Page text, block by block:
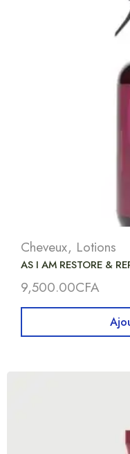
Cheveux, Lotions
AS I AM RESTORE &
9,500.00CFA